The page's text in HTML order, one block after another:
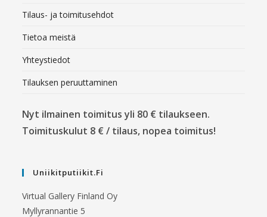
Tilaus- ja toimitusehdot
Tietoa meistä
Yhteystiedot
Tilauksen peruuttaminen
Nyt ilmainen toimitus yli 80 € tilaukseen.
Toimituskulut 8 € / tilaus, nopea toimitus!
Uniikitputiikit.fi
Virtual Gallery Finland Oy
Myllyrannantie 5